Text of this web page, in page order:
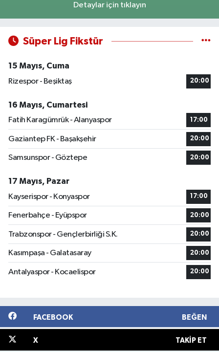
Detaylar için tıklayın
Süper Lig Fikstür
15 Mayıs, Cuma
Rizespor - Beşiktaş
20:00
16 Mayıs, Cumartesi
Fatih Karagümrük - Alanyaspor
17:00
Gaziantep FK - Başakşehir 20:00
Samsunspor - Göztepe 20:00
17 Mayıs, Pazar
Kayserispor - Konyaspor
17:00
Fenerbahçe - Eyüpspor 20:00
Trabzonspor - Gençlerbirliği S.K. 20:00
Kasımpaşa - Galatasaray 20:00
Antalyaspor - Kocaelispor 20:00
FACEBOOK BEĞEN
X TAKIP ET